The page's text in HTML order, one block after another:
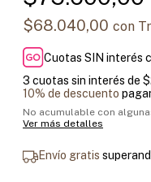
$68.040,00 con
Cuotas SIN interés
3 cuotas sin interés de
10% de descuento
No acumulable con
Ver más detalles
Envío gratis